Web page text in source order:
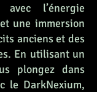
l’énergie
une immersion
anciens et des
En utilisant un
plongez dans
le DarkNexium,